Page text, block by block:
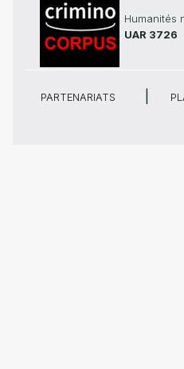
Humanités
UAR 3726
PARTENARIATS